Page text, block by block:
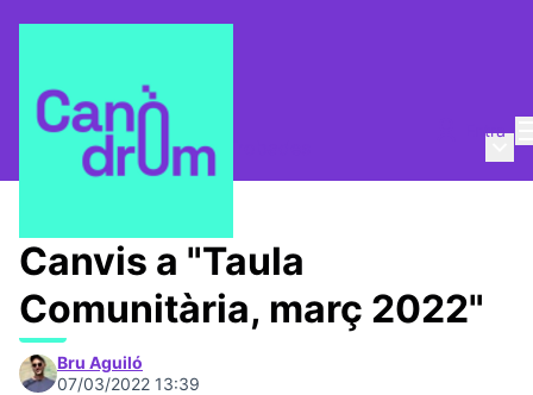
Entra
Taula Comunitària / 📅 Trobades
Canvis a "Taula
Comunitària, març 2022"
Bru Aguiló
07/03/2022 13:39